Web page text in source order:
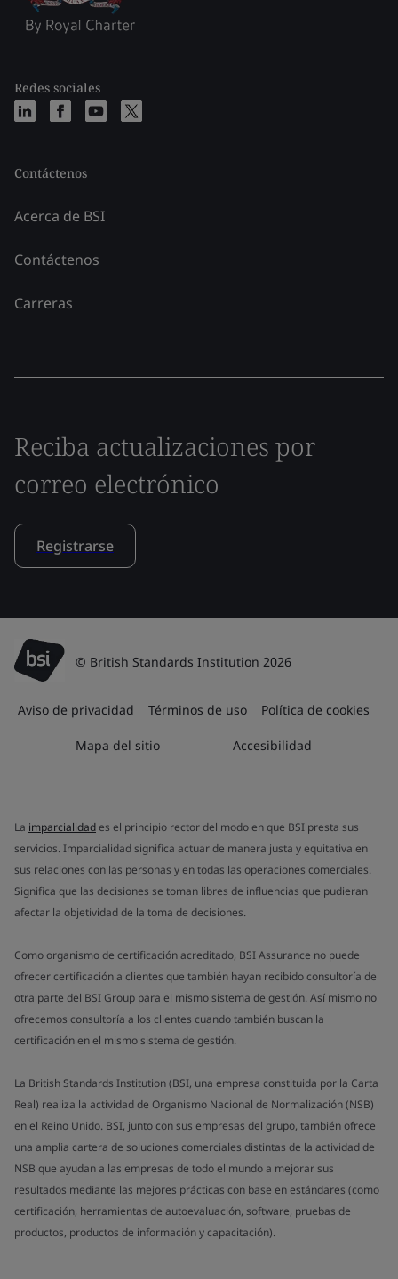
Redes sociales
Contáctenos
Acerca de BSI
Contáctenos
Carreras
Reciba actualizaciones por
correo electrónico
Registrarse
© British Standards Institution 2026
Aviso de privacidad Términos de uso Política de cookies
Mapa del sitio Accesibilidad
La imparcialidades el principio rector del modo en que BSI presta sus
servicios. Imparcialidad significa actuar de manera justa y equitativa en
sus relaciones con las personas y en todas las operaciones comerciales.
Significa que las decisiones se toman libres de influencias que pudieran
afectar la objetividad de la toma de decisiones.
Como organismo de certificación acreditado, BSI Assurance no puede
ofrecer certificación a clientes que también hayan recibido consultoría de
otra parte del BSI Group para el mismo sistema de gestión. Así mismo no
ofrecemos consultoría a los clientes cuando también buscan la
certificación en el mismo sistema de gestión.
La British Standards Institution (BSI, una empresa constituida por la Carta
Real) realiza la actividad de Organismo Nacional de Normalización (NSB)
en el Reino Unido. BSI, junto con sus empresas del grupo, también ofrece
una amplia cartera de soluciones comerciales distintas de la actividad de
NSB que ayudan a las empresas de todo el mundo a mejorar sus
resultados mediante las mejores prácticas con base en estándares (como
certificación, herramientas de autoevaluación, software, pruebas de
productos, productos de información y capacitación).